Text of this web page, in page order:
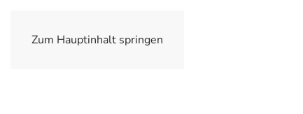
Zum Hauptinhalt springen